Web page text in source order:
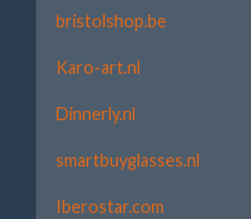
bristolshop.be
Karo-art.nl
Dinnerly.nl
smartbuyglasses.nl
Iberostar.com